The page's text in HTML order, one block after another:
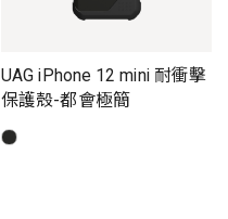
UAG iPhone 12 mini 耐衝擊
保護殼-都會極簡